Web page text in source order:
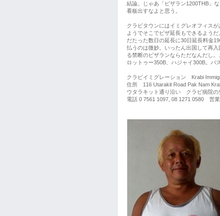
結論。じゃあ「ビザラン1200THB」
看板出すなよと思う。
クラビタウンにはイミグレオフィスが
ようでそこでビザ延長もできるようだ
だたった数日の延長に30日延長料金
払うのは微妙。いったん出国して再入
る禁断のビザランならただなんだし
ロットゥー350B、ハジャイ300B。バ
クラビイミグレーション Krabi
住所 116 Utarakit Road Pak Nam
ウタラキット通り沿い クラビ病院の
電話 0 7561 1097, 08 1271 0580 営